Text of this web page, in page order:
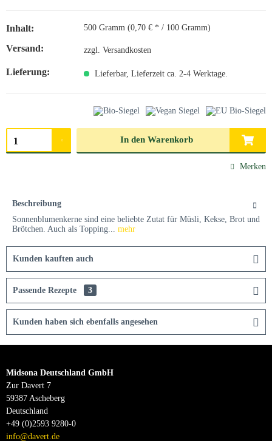
Inhalt: 500 Gramm (0,70 € * / 100 Gramm)
Versand: zzgl. Versandkosten
Lieferung: Lieferbar, Lieferzeit ca. 2-4 Werktage.
Menge auswählen
In den Warenkorb
Merken
Beschreibung
Sonnenblumenkerne sind eine beliebte Zutat für Müsli, Kekse, Brot und
Brötchen. Auch als Topping... mehr
Kunden kauften auch
Passende Rezepte 3
Kunden haben sich ebenfalls angesehen
Midsona Deutschland GmbH
Zur Davert 7
59387 Ascheberg
Deutschland
+49 (0)2593 9280-0
info@davert.de